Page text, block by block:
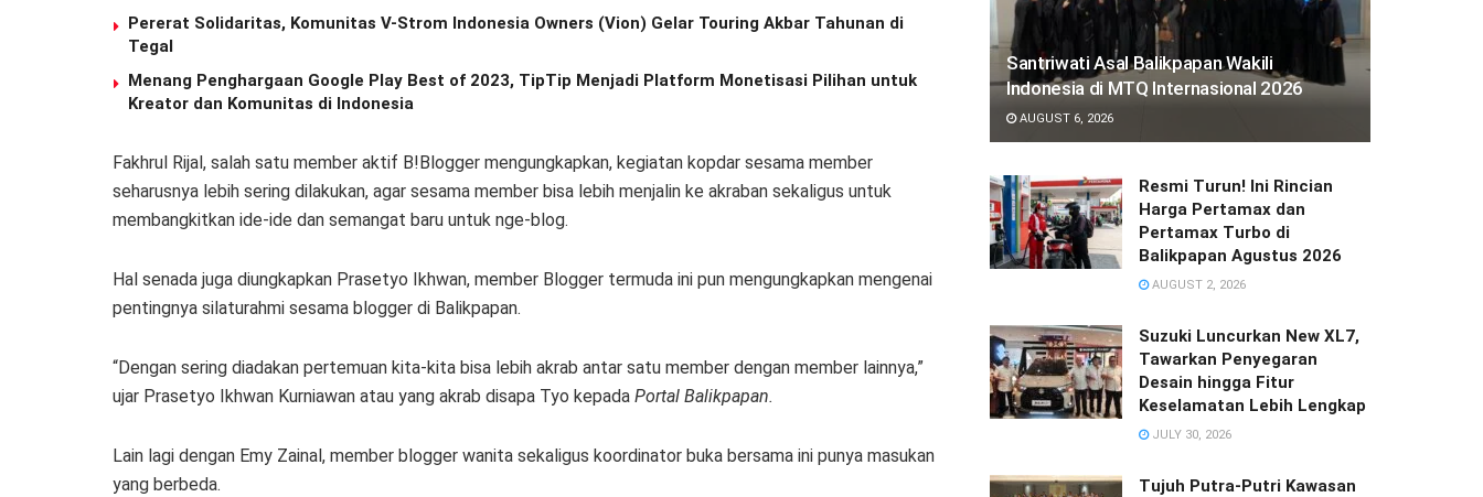
Pererat Solidaritas, Komunitas V-Strom Indonesia Owners (Vion) Gelar Touring Akbar Tahunan di
Tegal
Menang Penghargaan Google Play Best of 2023, TipTip Menjadi Platform Monetisasi Pilihan untuk
Kreator dan Komunitas di Indonesia
Fakhrul Rijal, salah satu member aktif B!Blogger mengungkapkan, kegiatan kopdar sesama member
seharusnya lebih sering dilakukan, agar sesama member bisa lebih menjalin ke akraban sekaligus untuk
membangkitkan ide-ide dan semangat baru untuk nge-blog.
Hal senada juga diungkapkan Prasetyo Ikhwan, member Blogger termuda ini pun mengungkapkan mengenai
pentingnya silaturahmi sesama blogger di Balikpapan.
“Dengan sering diadakan pertemuan kita-kita bisa lebih akrab antar satu member dengan member lainnya,”
ujar Prasetyo Ikhwan Kurniawan atau yang akrab disapa Tyo kepada Portal Balikpapan.
Lain lagi dengan Emy Zainal, member blogger wanita sekaligus koordinator buka bersama ini punya masukan
yang berbeda.
Santriwati Asal Balikpapan Wakili
Indonesia di MTQ Internasional 2026
AUGUST 6, 2026
Resmi Turun! Ini Rincian
Harga Pertamax dan
Pertamax Turbo di
Balikpapan Agustus 2026
AUGUST 2, 2026
Suzuki Luncurkan New XL7,
Tawarkan Penyegaran
Desain hingga Fitur
Keselamatan Lebih Lengkap
JULY 30, 2026
Tujuh Putra-Putri Kawasan